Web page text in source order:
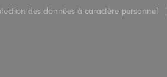
des données à caractère personnel
((ouvre une nouvelle fenêtre))